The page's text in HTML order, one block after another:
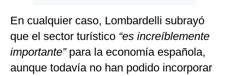
En cualquier caso, Lombardelli subrayó
que el sector turístico “es increíblemente
importante”para la economía española,
aunque todavía no han podido incorporar